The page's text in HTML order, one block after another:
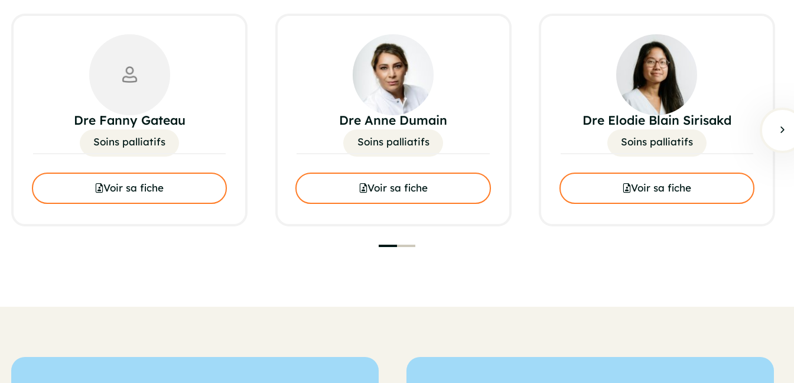
Dre Fanny Gateau
Soins palliatifs
Voir sa fiche
Dre Anne Dumain
Soins palliatifs
Voir sa fiche
Dre Elodie Blain Sirisakd
Soins palliatifs
Voir sa fiche